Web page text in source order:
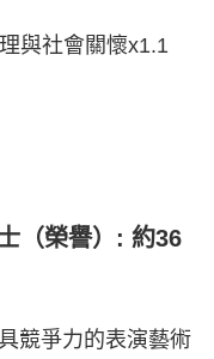
與社會關懷x1.1
（榮譽）: 約36
競爭力的表演藝術